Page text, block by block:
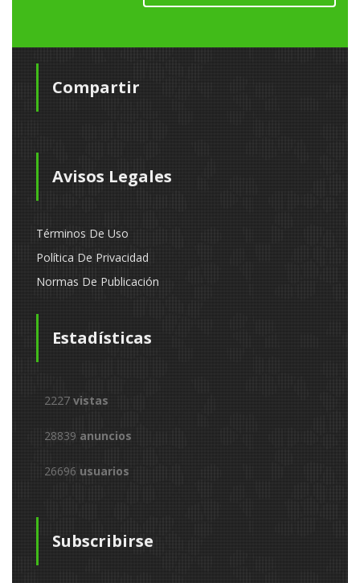
Compartir
Avisos Legales
Términos De Uso
Política De Privacidad
Normas De Publicación
Estadísticas
2227 vistas
28839 anuncios
26696 usuarios
Subscribirse